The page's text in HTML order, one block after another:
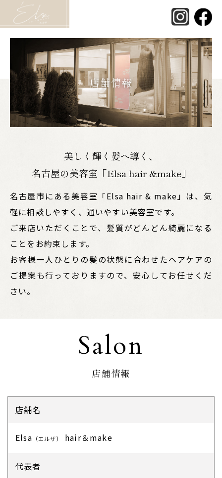
店舗情報
美しく輝く髪へ導く、
名古屋の美容室「Elsa hair &make」
名古屋市にある美容室「Elsa hair & make」は、気
軽に相談しやすく、通いやすい美容室です。​​​​​​​
ご来店いただくことで、髪質がどんどん綺麗になる
ことをお約束します。
お客様一人ひとりの髪の状態に合わせたヘアケアの
ご提案も行っておりますので、安心してお任せくだ
さい。
Salon
店舗情報
店舗名
Elsa （エルザ） hair＆make
代表者